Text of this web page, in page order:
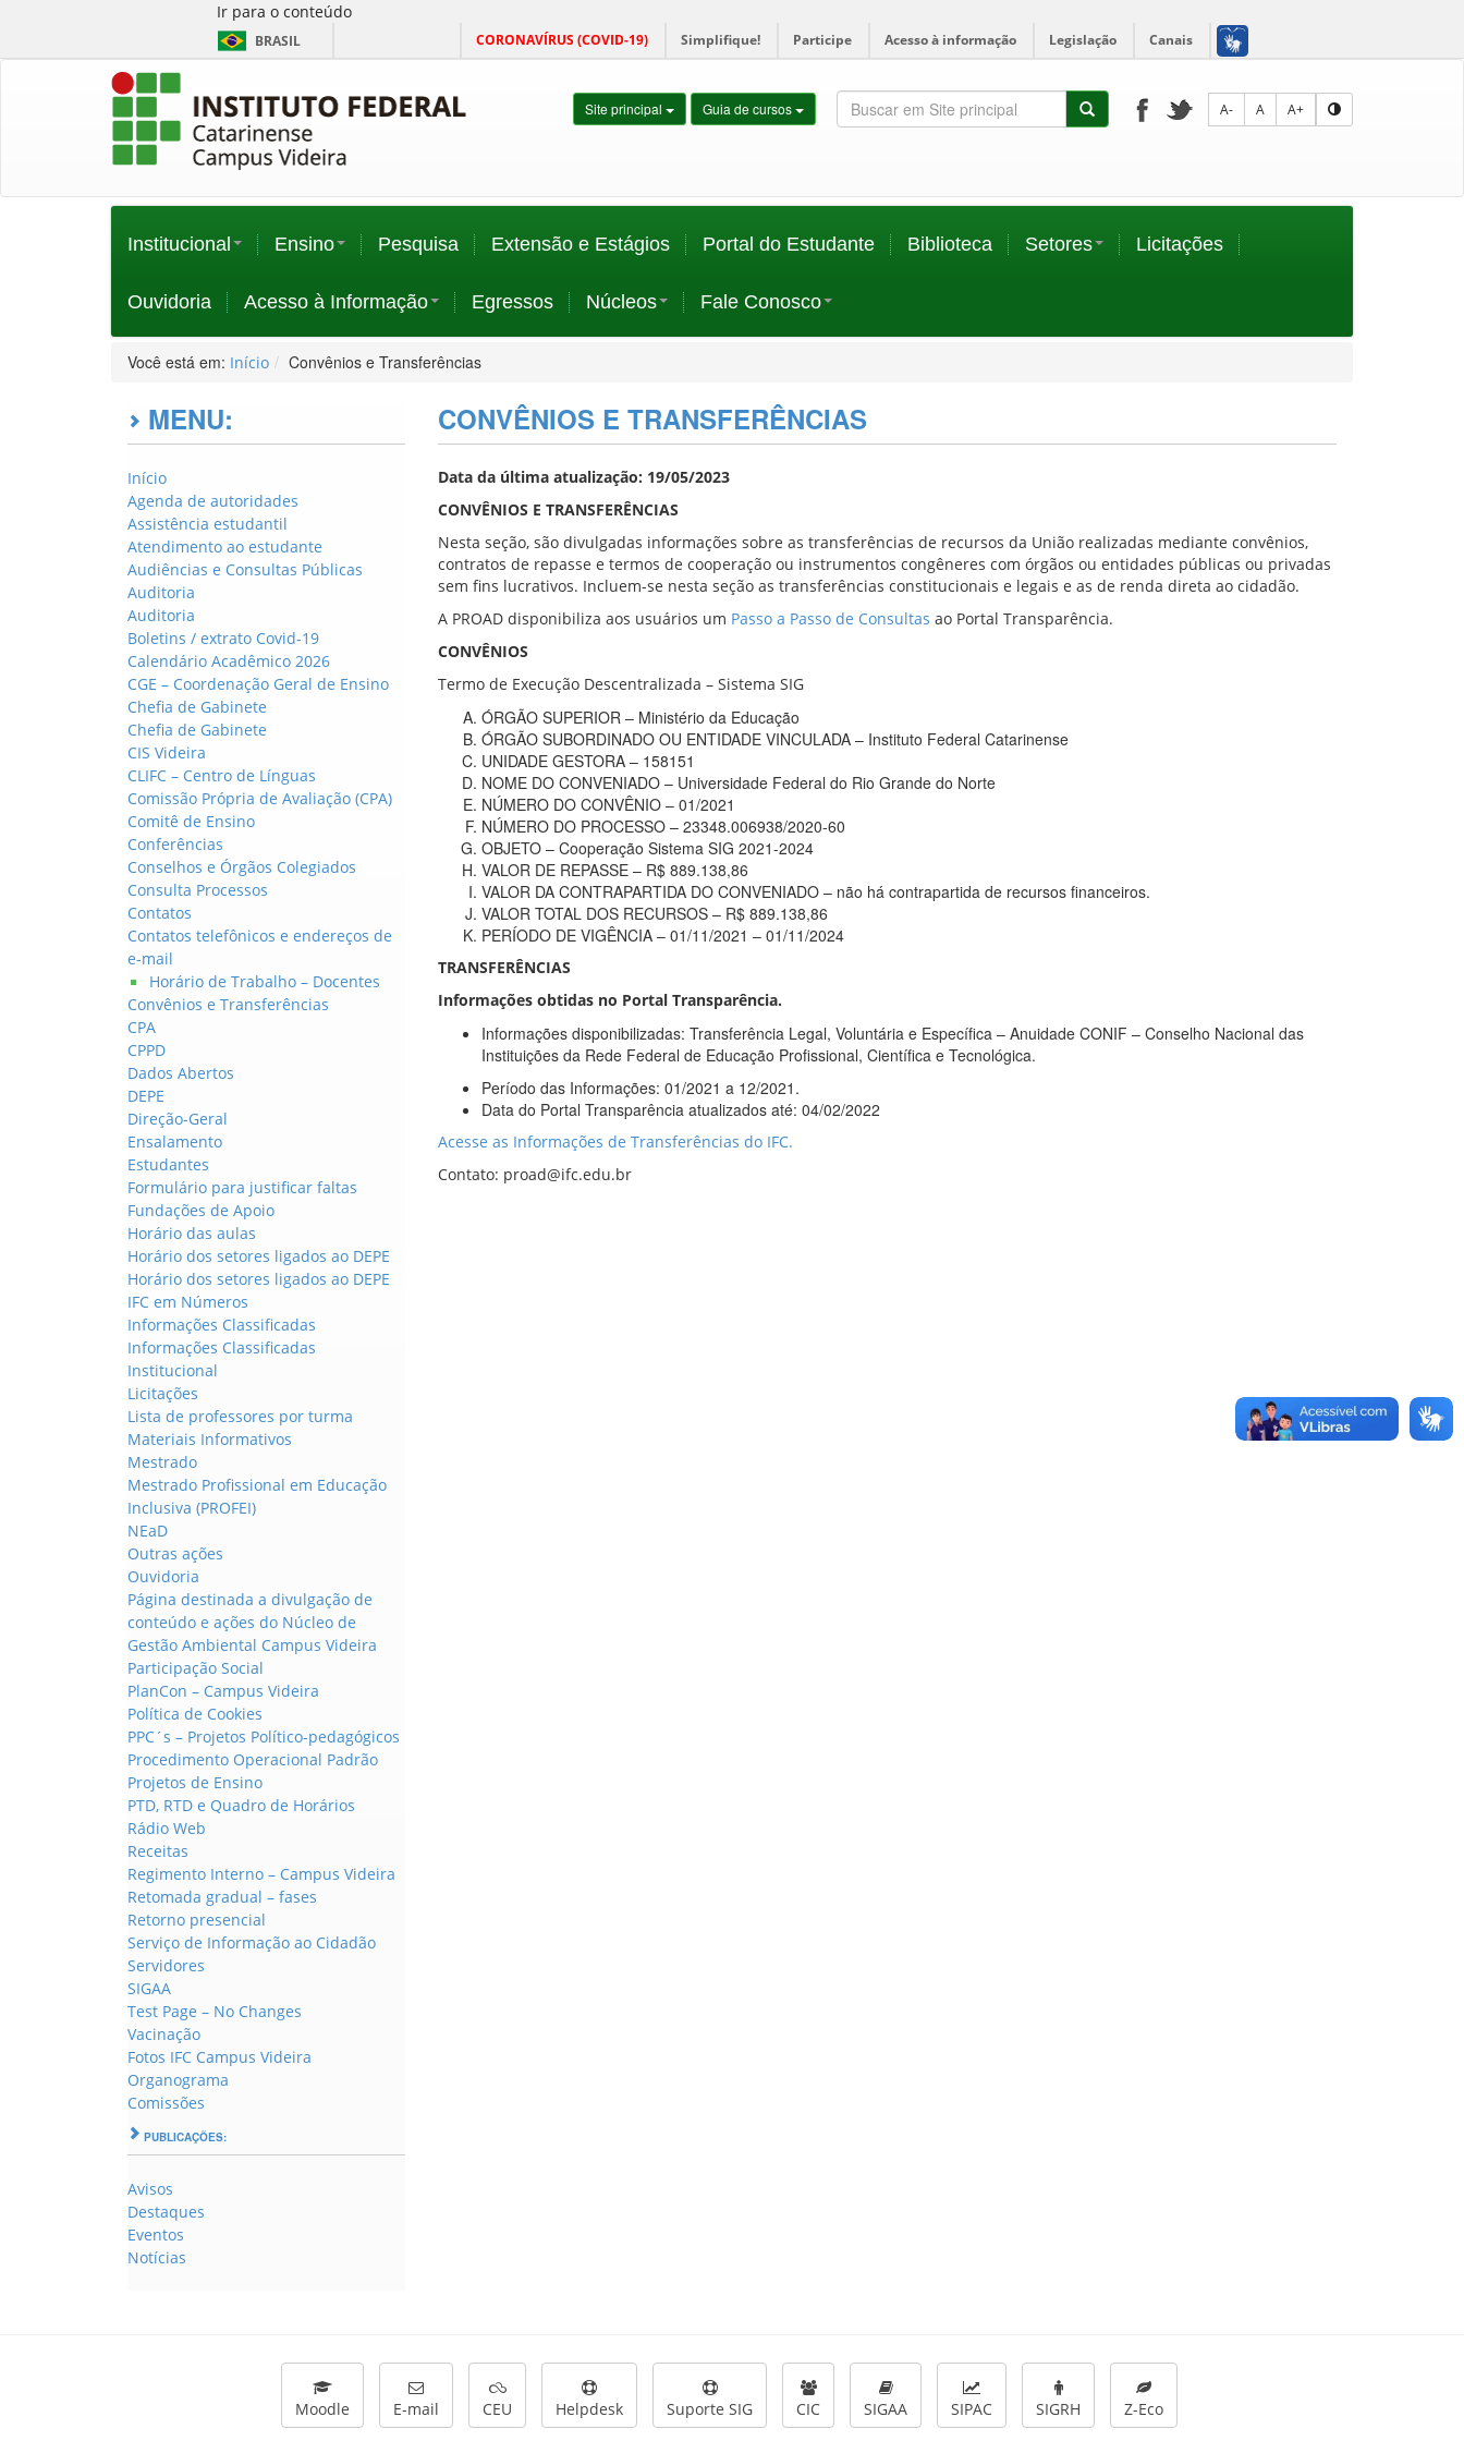
Ir para o conteúdo
BRASIL CORONAVÍRUS (COVID-19) Simplifique! Participe Acesso à informação Legislação Canais
Site principal Guia de cursos A- A A+
Institucional Ensino Pesquisa Extensão e Estágios Portal do Estudante Biblioteca Setores Licitações
Ouvidoria Acesso à Informação Egressos Núcleos Fale Conosco
Você está em: Início Convênios e Transferências
MENU:
Início
Agenda de autoridades
Assistência estudantil
Atendimento ao estudante
Audiências e Consultas Públicas
Auditoria
Auditoria
Boletins / extrato Covid-19
Calendário Acadêmico 2026
CGE – Coordenação Geral de Ensino
Chefia de Gabinete
Chefia de Gabinete
CIS Videira
CLIFC – Centro de Línguas
Comissão Própria de Avaliação (CPA)
Comitê de Ensino
Conferências
Conselhos e Órgãos Colegiados
Consulta Processos
Contatos
Contatos telefônicos e endereços de
e-mail
Horário de Trabalho – Docentes
Convênios e Transferências
CPA
CPPD
Dados Abertos
DEPE
Direção-Geral
Ensalamento
Estudantes
Formulário para justificar faltas
Fundações de Apoio
Horário das aulas
Horário dos setores ligados ao DEPE
Horário dos setores ligados ao DEPE
IFC em Números
Informações Classificadas
Informações Classificadas
Institucional
Licitações
Lista de professores por turma
Materiais Informativos
Mestrado
Mestrado Profissional em Educação
Inclusiva (PROFEI)
NEaD
Outras ações
Ouvidoria
Página destinada a divulgação de
conteúdo e ações do Núcleo de
Gestão Ambiental Campus Videira
Participação Social
PlanCon – Campus Videira
Política de Cookies
PPC´s – Projetos Político-pedagógicos
Procedimento Operacional Padrão
Projetos de Ensino
PTD, RTD e Quadro de Horários
Rádio Web
Receitas
Regimento Interno – Campus Videira
Retomada gradual – fases
Retorno presencial
Serviço de Informação ao Cidadão
Servidores
SIGAA
Test Page – No Changes
Vacinação
Fotos IFC Campus Videira
Organograma
Comissões
PUBLICAÇÕES:
Avisos
Destaques
Eventos
Notícias
CONVÊNIOS E TRANSFERÊNCIAS
Data da última atualização: 19/05/2023
CONVÊNIOS E TRANSFERÊNCIAS
Nesta seção, são divulgadas informações sobre as transferências de recursos da União realizadas mediante convênios,
contratos de repasse e termos de cooperação ou instrumentos congêneres com órgãos ou entidades públicas ou privadas
sem fins lucrativos. Incluem-se nesta seção as transferências constitucionais e legais e as de renda direta ao cidadão.
A PROAD disponibiliza aos usuários um Passo a Passo de Consultas ao Portal Transparência.
CONVÊNIOS
Termo de Execução Descentralizada – Sistema SIG
ÓRGÃO SUPERIOR – Ministério da Educação
ÓRGÃO SUBORDINADO OU ENTIDADE VINCULADA – Instituto Federal Catarinense
UNIDADE GESTORA – 158151
NOME DO CONVENIADO – Universidade Federal do Rio Grande do Norte
NÚMERO DO CONVÊNIO – 01/2021
NÚMERO DO PROCESSO – 23348.006938/2020-60
OBJETO – Cooperação Sistema SIG 2021-2024
VALOR DE REPASSE – R$ 889.138,86
VALOR DA CONTRAPARTIDA DO CONVENIADO – não há contrapartida de recursos financeiros.
VALOR TOTAL DOS RECURSOS – R$ 889.138,86
PERÍODO DE VIGÊNCIA – 01/11/2021 – 01/11/2024
TRANSFERÊNCIAS
Informações obtidas no Portal Transparência.
Informações disponibilizadas: Transferência Legal, Voluntária e Específica – Anuidade CONIF – Conselho Nacional das
Instituições da Rede Federal de Educação Profissional, Científica e Tecnológica.
Período das Informações: 01/2021 a 12/2021.
Data do Portal Transparência atualizados até: 04/02/2022
Acesse as Informações de Transferências do IFC.
Contato: proad@ifc.edu.br
Moodle E-mail CEU Helpdesk Suporte SIG CIC SIGAA SIPAC SIGRH Z-Eco